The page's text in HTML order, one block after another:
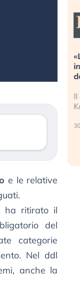
e le relative
ha ritirato il
del
categorie
Nel ddl
anche la
vita è rovinata».
al panico dopo lo
della bolla AI
gli investitori